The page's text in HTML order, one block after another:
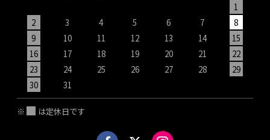
1
2
3 4 5 6 7
8
9
10 11 12 13 14
15
16
17 18 19 20 21
22
23
24 25 26 27 28
29
30
31
※ は定休日です